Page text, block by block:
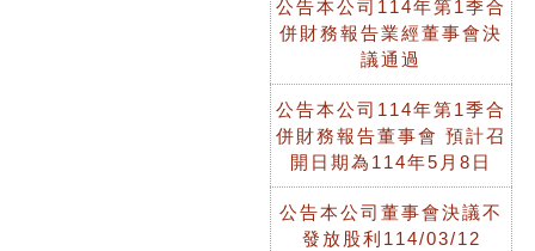
公告本公司114年第1季合
併財務報告業經董事會決
議通過
公告本公司114年第1季合
併財務報告董事會 預計召
開日期為114年5月8日
公告本公司董事會決議不
發放股利114/03/12